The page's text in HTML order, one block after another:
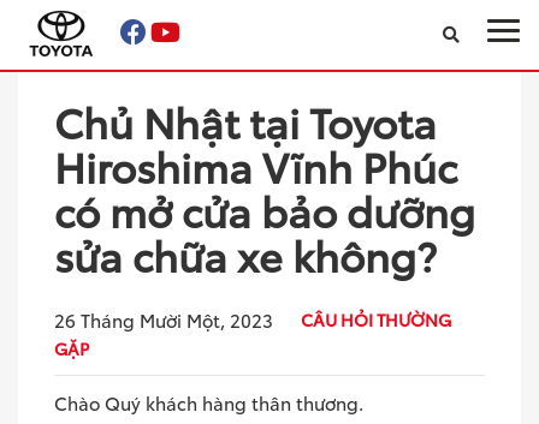
Sản phẩm
Xe đã qua sử dụng
Công nghệ
Về Toyota Nankai Vĩnh Phúc
Chủ Nhật tại Toyota
Hiroshima Vĩnh Phúc
có mở cửa bảo dưỡng
sửa chữa xe không?
26 Tháng Mười Một, 2023
CÂU HỎI THƯỜNG
GẶP
Chào Quý khách hàng thân thương.